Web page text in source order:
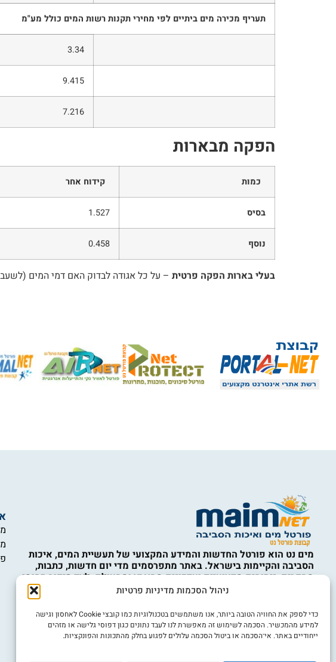
ניהול הסכמות מדיניות פרטיות
כדי לספק את החוויה הטובה ביותר, אנו משתמשים בטכנולוגיות כמו קובצי Cookie לאחסון וגישה
למידע מהמכשיר. הסכמה לשימוש זה מאפשרת לנו לעבד נתונים כגון דפוסי גלישה או מזהים
ייחודיים באתר. אי־הסכמה או ביטול הסכמה עלולים לפגוע בחלק מהתכונות והפונקציות.
תעריף מכירה מים ביתיים לפי מחירי תקנות רשות המים כולל מע"מ
3.34
9.415
7.216
הפקה מבארות
כמות קידוח אחר
בסיס 1.527
נוסף 0.458
בעלי בארות הפקה פרטית – על כל אגודה לבדוק האם דמי המים
מים נט הוא פורטל החדשות והמידע המקצועי של תעשיית המים, איכות
הסביבה והקיימות בישראל. באתר מתפרסמים מדי יום חדשות, כתבות,
מחקרים, ניתוחים מקצועיים ועדכונים מהארץ ומהעולם, לצד סיקור תחומי
המים, ההתפלה, תשתיות מים וביוב, השבת קולחין, השקיה, איכות המים,
איכות הסביבה, מחזור, טיפול בפסולת, קיימות, כלכלה מעגלית, טכנולוגיות
מים, חדשנות ורגולציה. התכנים באתר נועדו למידע כללי בלבד ואינם
מהווים ייעוץ מקצועי, הנדסי, סביבתי, משפטי או אחר. השימוש במידע
הוא באחריות המשתמש ובכפוף לתקנון האתר ולמדיניות הפרטיות.